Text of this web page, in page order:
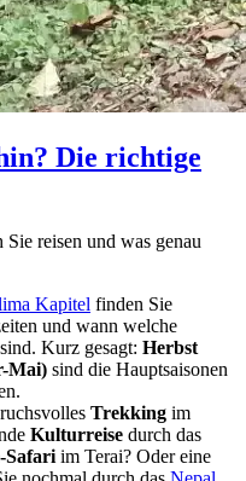
Die richtige
reisen und was genau
Kapitel finden Sie
und wann welche
Kurz gesagt: Herbst
Mai) sind die Hauptsaisonen
Trekking im
Kulturreise durch das
Safari im Terai? Oder eine